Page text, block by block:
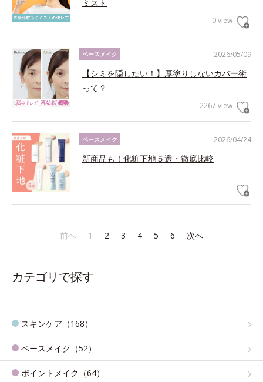
ミスト
0 view
2026/05/09
ベースメイク
【シミを隠したい！】厚塗りしないカバー術
って？
2267 view
2026/04/24
ベースメイク
新商品も！化粧下地５選・徹底比較
前へ 1 2 3 4 5 6 次へ
カテゴリで探す
スキンケア（168）
ベースメイク（52）
ポイントメイク（64）